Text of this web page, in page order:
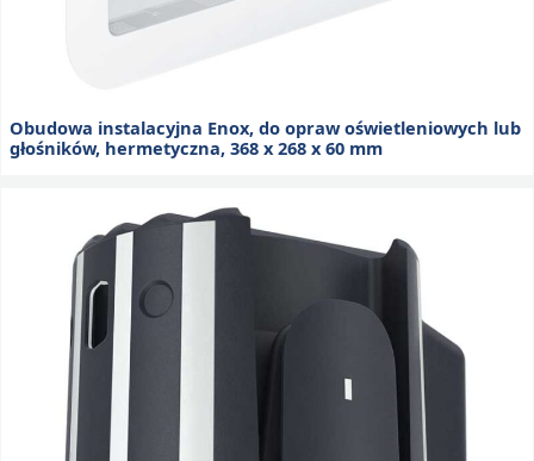
Obudowa instalacyjna Enox, do opraw oświetleniowych lub
głośników, hermetyczna, 368 x 268 x 60 mm